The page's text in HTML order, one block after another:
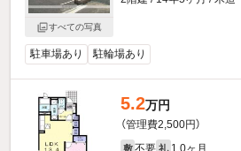
すべての写真
駐車場あり 駐輪場あり
5.2万円
（管理費2,500円）
敷 不要 礼 1.0ヶ月